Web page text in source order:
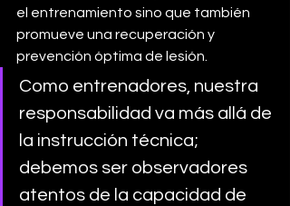
el entrenamiento sino que también
promueve una recuperación y
prevención óptima de lesión.
Como entrenadores, nuestra
responsabilidad va más allá de
la instrucción técnica;
debemos ser observadores
atentos de la capacidad de